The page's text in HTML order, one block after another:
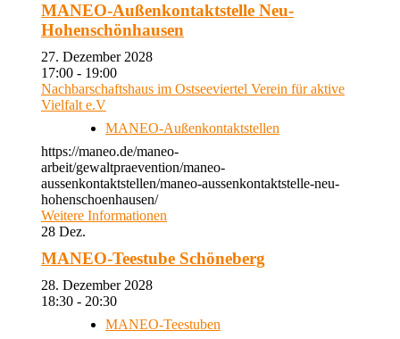
MANEO-Außenkontaktstelle Neu-
Hohenschönhausen
27. Dezember 2028
17:00 - 19:00
Nachbarschaftshaus im Ostseeviertel Verein für aktive
Vielfalt e.V
MANEO-Außenkontaktstellen
https://maneo.de/maneo-
arbeit/gewaltpraevention/maneo-
aussenkontaktstellen/maneo-aussenkontaktstelle-neu-
hohenschoenhausen/
Weitere Informationen
28 Dez.
MANEO-Teestube Schöneberg
28. Dezember 2028
18:30 - 20:30
MANEO-Teestuben